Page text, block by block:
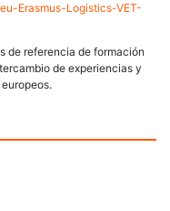
Erasmus-Logistics-VET-
de referencia de formación
de experiencias y